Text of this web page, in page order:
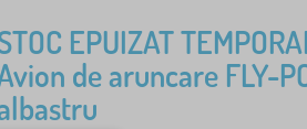
EPUIZAT
de aruncare FLY-